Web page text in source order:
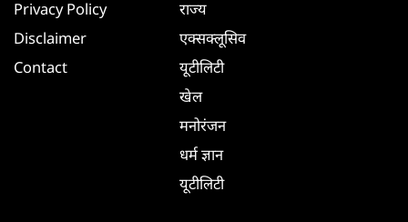
Privacy Policy
Disclaimer
Contact
राज्य
एक्सक्लूसिव
यूटीलिटी
खेल
मनोरंजन
धर्म ज्ञान
यूटीलिटी